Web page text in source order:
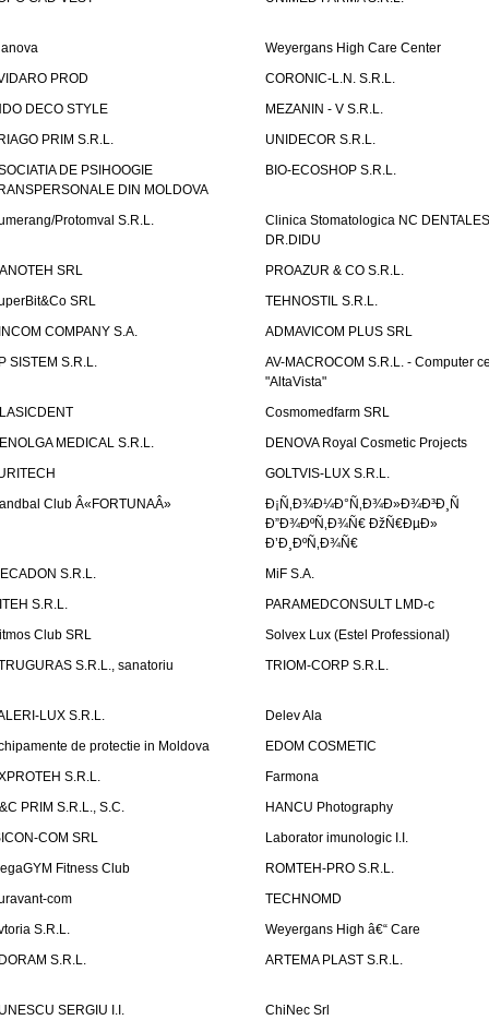
Weyergans High Care Center
PROD
CORONIC-L.N. S.R.L.
DECO STYLE
MEZANIN - V S.R.L.
PRIM S.R.L.
UNIDECOR S.R.L.
DE PSIHOOGIE
DIN MOLDOVA
BIO-ECOSHOP S.R.L.
Protomval S.R.L.
Clinica Stomatologica NC DENTALES
DR.DIDU
SRL
PROAZUR & CO S.R.L.
SRL
TEHNOSTIL S.R.L.
COMPANY S.A.
ADMAVICOM PLUS SRL
SISTEM S.R.L.
AV-MACROCOM S.R.L. - Computer
"AltaVista"
Cosmomedfarm SRL
MEDICAL S.R.L.
DENOVA Royal Cosmetic Projects
GOLTVIS-LUX S.R.L.
Club Â«FORTUNAÂ»
Ð¡Ñ‚Ð¾Ð¼Ð°Ñ‚Ð¾Ð»Ð¾Ð³Ð¸Ñ
Ð”Ð¾ÐºÑ‚Ð¾Ñ€ ÐžÑ€ÐµÐ»
Ð’Ð¸ÐºÑ‚Ð¾Ñ€
S.R.L.
MiF S.A.
S.R.L.
PARAMEDCONSULT LMD-c
Club SRL
Solvex Lux (Estel Professional)
S.R.L., sanatoriu
TRIOM-CORP S.R.L.
LUX S.R.L.
Delev Ala
de protectie in Moldova
EDOM COSMETIC
S.R.L.
Farmona
PRIM S.R.L., S.C.
HANCU Photography
COM SRL
Laborator imunologic I.I.
Fitness Club
ROMTEH-PRO S.R.L.
com
TECHNOMD
S.R.L.
Weyergans High â€“ Care
S.R.L.
ARTEMA PLAST S.R.L.
SERGIU I.I.
ChiNec Srl